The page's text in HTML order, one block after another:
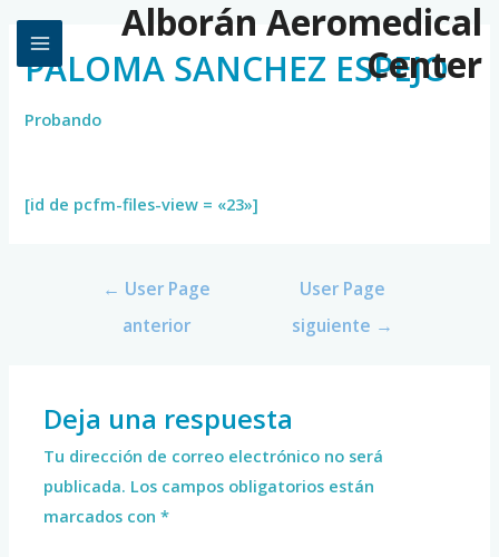
Alborán Aeromedical
Center
PALOMA SANCHEZ ESPEJO
Probando
[id de pcfm-files-view = «23»]
← User Page
anterior
User Page
siguiente →
Deja una respuesta
Tu dirección de correo electrónico no será
publicada. Los campos obligatorios están
marcados con*